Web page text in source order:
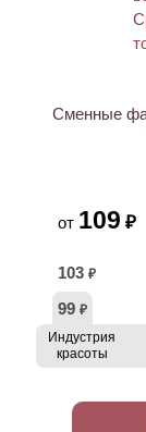
Сменные
от 109 ₽
103 ₽
99 ₽
Индустрия
красоты